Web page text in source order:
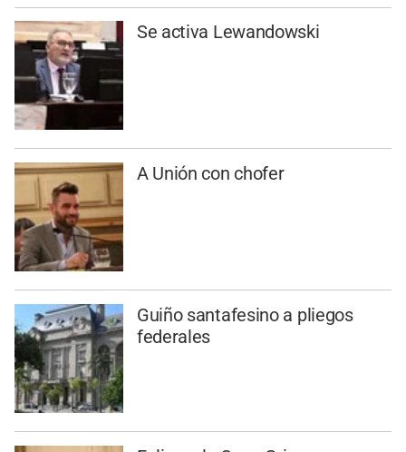
Se activa Lewandowski
A Unión con chofer
Guiño santafesino a pliegos
federales